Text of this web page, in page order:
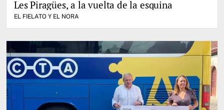
Les Piragües, a la vuelta de la esquina
EL FIELATO Y EL NORA